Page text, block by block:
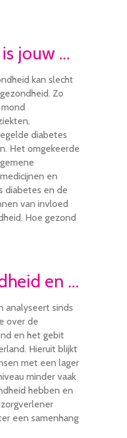
Hoe gezond is jouw mond?
kan slecht
Zo
diabetes
Het omgekeerde
en
diabetes en de
van invloed
Hoe gezond
Mondgezondheid en mondzorgverlener
analyseert sinds
over de
en het gebit
Hieruit blijkt
met een lager
minder vaak
hebben en
een samenhang